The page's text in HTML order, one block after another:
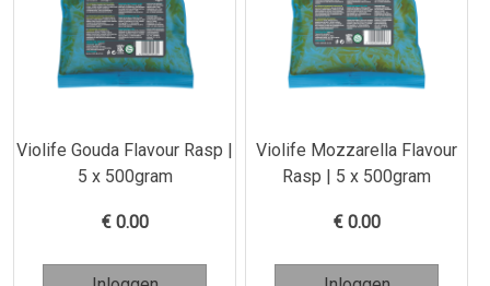
Violife Gouda Flavour Rasp |
5 x 500gram
€ 0.00
Violife Mozzarella Flavour
Rasp | 5 x 500gram
€ 0.00